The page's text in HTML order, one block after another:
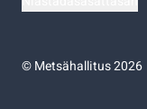
©Metsähallitus 2026